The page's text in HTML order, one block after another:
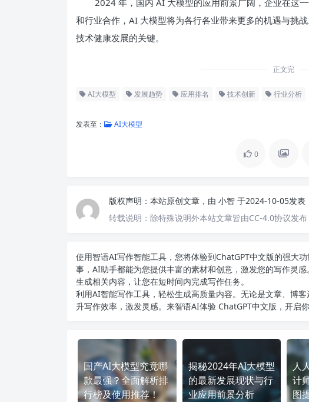
和行业合作，AI 大模型将为各行各业带来更多的机遇与挑
技术健康发展的关键。
正文完
AI大模型 发展趋势 应用排名 技术创新 行业分析
发表至： AI大模型
0
版权声明： 本站原创文章，由 小智 于2024-10-05发表
转载说明： 除特殊说明外本站文章皆由CC-4.0协议发布
使用智语AI写作智能工具，您将体验到ChatGPT中文版的强大
事，AI助手都能为您提供丰富的素材和创意，激发您的写作灵
生成相关内容，让您在短时间内完成写作任务。
利用AI智能写作工具，轻松生成高质量内容。无论是文章、博
升写作效率，激发灵感。来智语AI体验 ChatGPT中文版 ，开启
国产AI大模型究竟哪
款最强？全面解析排
行榜及使用推荐！
揭秘2024年AI大模型
的最新发展现状与行
业应用前景分析
人
计
图